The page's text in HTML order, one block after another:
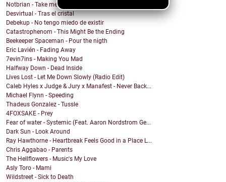
Notbrian - Take me back
Desvirtual - Tras el cristal
Debekup - No tengo miedo de existir
Catastrophenom - This Might Be the Ending
Beekeeper Spaceman - Pour the nigth
Eric Lavién - Fading Away
7evin7ins - Making You Mad
Halfway Down - Dead Inside
Lives Lost - Let Me Down Slowly (Radio Edit)
Caleb Hyles x Judge & Jury x Manafest - Never Back...
Michael Flynn - Speeding
Thadeus Gonzalez - Tussle
4FOXSAKE - Prey
Fear of water - Systemic (Feat. Aaron Nordstrom Ge...
Dark Sun - Look Around
Ray Hawthorne - Heartbreak Feels Good in a Place L...
Chris Aggabao - Parents
The Hellflowers - Music's My Love
Asly Toro - Mami
Wildstreet - Sick to Death